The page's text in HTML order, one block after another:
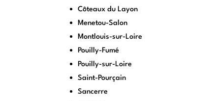
Côteaux du Layon
Menetou-Salon
Montlouis-sur-Loire
Pouilly-Fumé
Pouilly-sur-Loire
Saint-Pourçain
Sancerre